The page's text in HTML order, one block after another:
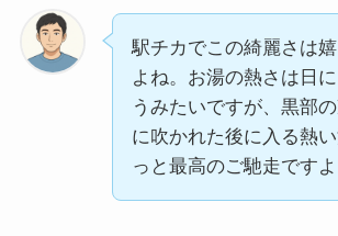
駅チカでこの綺麗さは
よね。お湯の熱さは日
うみたいですが、黒部
に吹かれた後に入る熱
っと最高のご馳走ですよ